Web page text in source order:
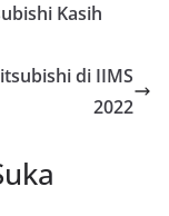
Kasih
di IIMS
2022